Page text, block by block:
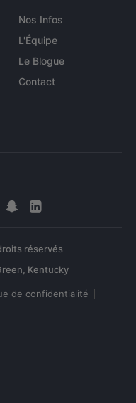
Nos Infos
L'Équipe
Le Blogue
Contact
réservés
de confidentialité